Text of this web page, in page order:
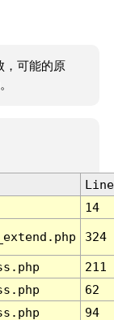
，可能的原
Line
14
324
211
62
94